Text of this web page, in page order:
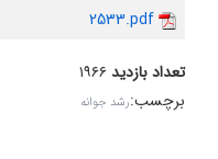
2533.pdf
تعداد بازدید۱۹۶۶
برچسب:رشد جوانه